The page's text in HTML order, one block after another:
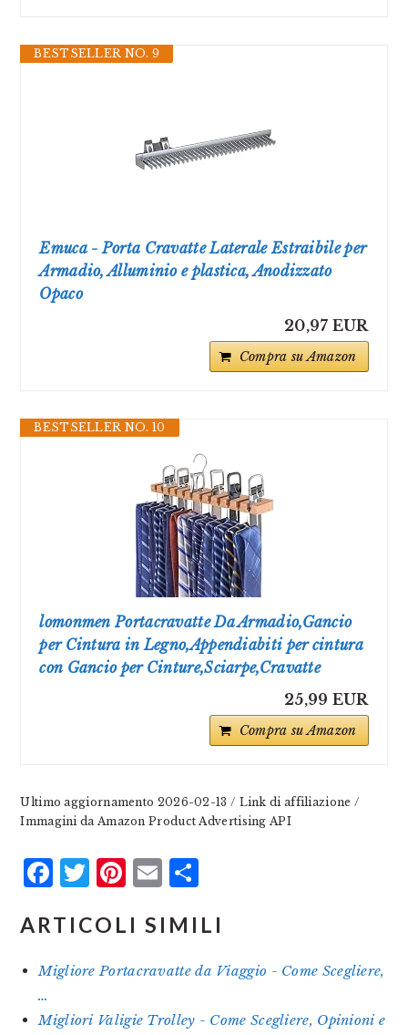
BESTSELLER NO. 9
Emuca - Porta Cravatte Laterale Estraibile per
Armadio, Alluminio e plastica, Anodizzato
Opaco
20,97 EUR
Compra su Amazon
BESTSELLER NO. 10
lomonmen Portacravatte Da Armadio,Gancio
per Cintura in Legno,Appendiabiti per cintura
con Gancio per Cinture,Sciarpe,Cravatte
25,99 EUR
Compra su Amazon
Ultimo aggiornamento 2026-02-13 / Link di affiliazione /
Immagini da Amazon Product Advertising API
Facebook
Twitter
Pinterest
Email
ARTICOLI SIMILI
Migliore Portacravatte da Viaggio - Come Scegliere,
…
Migliori Valigie Trolley - Come Scegliere, Opinioni e